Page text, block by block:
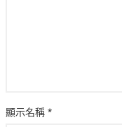
顯示名稱 *